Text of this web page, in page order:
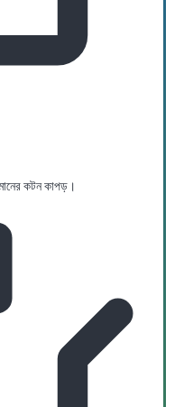
কটন কাপড়।